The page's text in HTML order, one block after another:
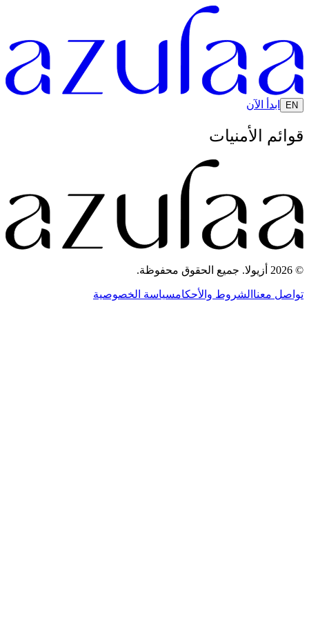
EN ابدأ الآن
قوائم الأمنيات
© 2026 أزيولا. جميع الحقوق محفوظة.
تواصل معنا الشروط والأحكامسياسة الخصوصية